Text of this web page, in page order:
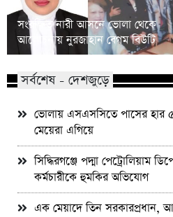
সংরক্ষিত নারী আসনে ভোলা থেকে
আলোচনায় নুরজাহান বেগম বিউটি
সর্বশেষ - দেশজুড়ে
ভোলায় এসএসসিতে পাসের
মেয়েরা এগিয়ে
সিদ্ধিরগঞ্জে পদ্মা পেট্রোলিয়াম
কর্মচারীকে হুমকির অভিযোগ
এক মেয়াদে তিন সরকারপ্রধান,